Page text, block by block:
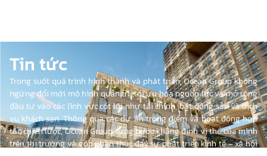
Tin tức
Trong suốt quá trình hình thành và phát triển, Ocean Group không
ngừng đổi mới mô hình quản trị, tối ưu hóa nguồn lực và mở rộng
đầu tư vào các lĩnh vực cốt lõi như tài chính, bất động sản và dịch
vụ khách sạn. Thông qua các dự án trọng điểm và hoạt động hợp
tác chiến lược, Ocean Group từng bước khẳng định vị thế của mình
trên thị trường và góp phần thúc đẩy sự phát triển kinh tế – xã hội